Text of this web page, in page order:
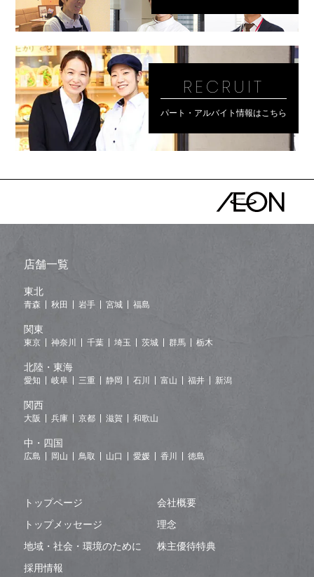
RECRUIT
パート・アルバイト情報はこちら
トップページ
会社概要
トップメッセージ
理念
地域・社会・環境のために
株主優待特典
採用情報
店舗一覧
東北
青森 秋田 岩手 宮城 福島
関東
東京 神奈川 千葉 埼玉 茨城 群馬 栃木
北陸・東海
愛知 岐阜 三重 静岡 石川 富山 福井 新潟
関西
大阪 兵庫 京都 滋賀 和歌山
中・四国
広島 岡山 鳥取 山口 愛媛 香川 徳島